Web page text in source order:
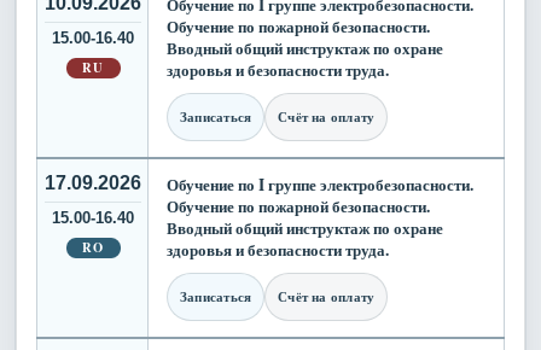
15.00-16.40
RU
Обучение по пожарной безопасности.
Вводный общий инструктаж по охране
здоровья и безопасности труда.
Записаться Счёт на оплату
17.09.2026
15.00-16.40
RO
Обучение по I группе электробезопасности.
Обучение по пожарной безопасности.
Вводный общий инструктаж по охране
здоровья и безопасности труда.
Записаться Счёт на оплату